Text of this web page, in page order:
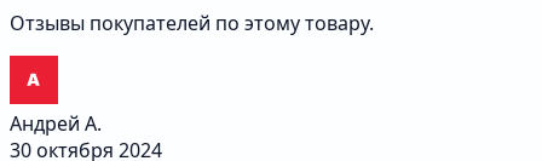
Отзывы покупателей по этому товару.
Андрей А.
30 октября 2024